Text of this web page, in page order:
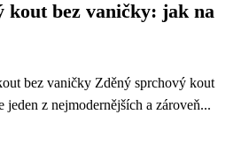
kout bez vaničky: jak na
bez vaničky Zděný sprchový kout
jeden z nejmodernějších a zároveň...